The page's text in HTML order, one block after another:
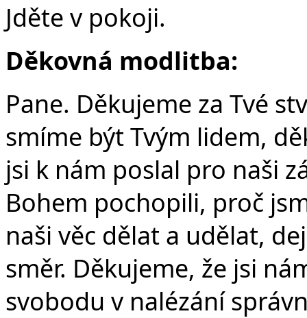
Jděte v pokoji.
Děkovná modlitba:
Pane. Děkujeme za Tvé
smíme být Tvým lidem,
jsi k nám poslal pro naši
Bohem pochopili, proč
naši věc dělat a udělat,
směr. Děkujeme, že jsi
svobodu v nalézání